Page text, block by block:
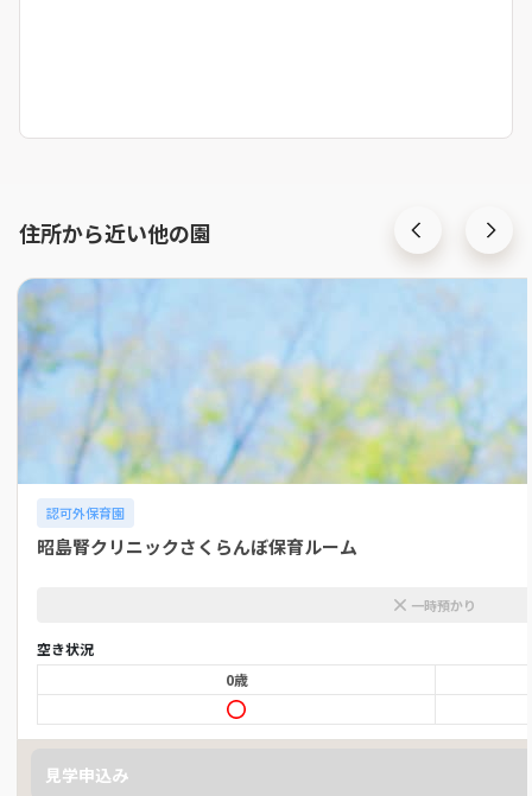
住所から近い他の園
認可外保育園
昭島腎クリニックさくらんぼ保育ルーム
一時預かり
空き状況
0歳
見学申込み